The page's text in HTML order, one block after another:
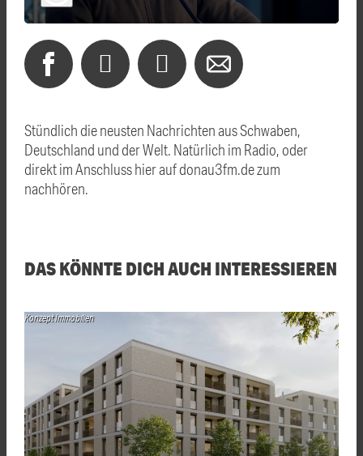
Stündlich die neusten Nachrichten aus Schwaben,
Deutschland und der Welt. Natürlich im Radio, oder
direkt im Anschluss hier auf donau3fm.de zum
nachhören.
DAS KÖNNTE DICH AUCH INTERESSIEREN
Konzept Immobilien